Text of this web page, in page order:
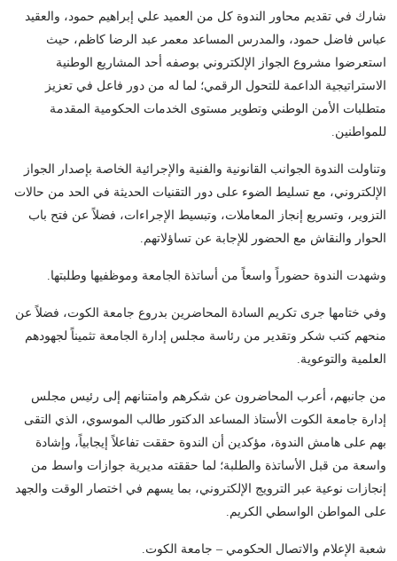
شارك في تقديم محاور الندوة كل من العميد علي إبراهيم حمود، والعقيد
عباس فاضل حمود، والمدرس المساعد معمر عبد الرضا كاظم، حيث
استعرضوا مشروع الجواز الإلكتروني بوصفه أحد المشاريع الوطنية
الاستراتيجية الداعمة للتحول الرقمي؛ لما له من دور فاعل في تعزيز
متطلبات الأمن الوطني وتطوير مستوى الخدمات الحكومية المقدمة
للمواطنين.
وتناولت الندوة الجوانب القانونية والفنية والإجرائية الخاصة بإصدار الجواز
الإلكتروني، مع تسليط الضوء على دور التقنيات الحديثة في الحد من حالات
التزوير، وتسريع إنجاز المعاملات، وتبسيط الإجراءات، فضلاً عن فتح باب
الحوار والنقاش مع الحضور للإجابة عن تساؤلاتهم.
وشهدت الندوة حضوراً واسعاً من أساتذة الجامعة وموظفيها وطلبتها.
وفي ختامها جرى تكريم السادة المحاضرين بدروع جامعة الكوت، فضلاً عن
منحهم كتب شكر وتقدير من رئاسة مجلس إدارة الجامعة تثميناً لجهودهم
العلمية والتوعوية.
من جانبهم، أعرب المحاضرون عن شكرهم وامتنانهم إلى رئيس مجلس
إدارة جامعة الكوت الأستاذ المساعد الدكتور طالب الموسوي، الذي التقى
بهم على هامش الندوة، مؤكدين أن الندوة حققت تفاعلاً إيجابياً، وإشادة
واسعة من قبل الأساتذة والطلبة؛ لما حققته مديرية جوازات واسط من
إنجازات نوعية عبر الترويج الإلكتروني، بما يسهم في اختصار الوقت والجهد
على المواطن الواسطي الكريم.
شعبة الإعلام والاتصال الحكومي – جامعة الكوت.